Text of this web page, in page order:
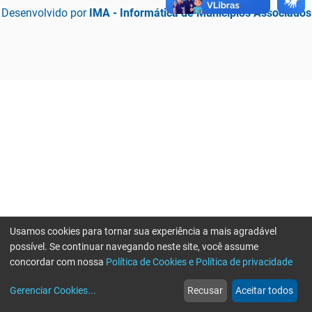
Desenvolvido por IMA - Informática de Municípios Associados
web
Notícias
more_horiz
Mais
Usamos cookies para tornar sua experiência a mais agradável
possível. Se continuar navegando neste site, você assume
concordar com nossa Política de Cookies e Política de privacidade
Gerenciar Cookies... Recusar Aceitar todos
Erro ao enviar informações, por favor tente novamente